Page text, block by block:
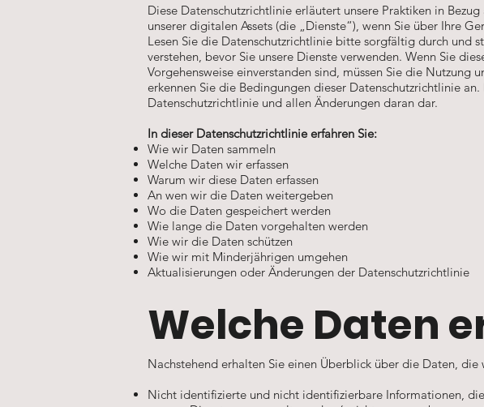
Diese Datenschutzrichtlinie erläutert unsere Praktiken in
unserer digitalen Assets (die „Dienste“), wenn Sie über Ihre
Lesen Sie die Datenschutzrichtlinie bitte sorgfältig durch und
verstehen, bevor Sie unsere Dienste verwenden. Wenn Sie
Vorgehensweise einverstanden sind, müssen Sie die Nutzung
erkennen Sie die Bedingungen dieser Datenschutzrichtlinie
Datenschutzrichtlinie und allen Änderungen daran dar.
In dieser Datenschutzrichtlinie erfahren Sie:
Wie wir Daten sammeln
Welche Daten wir erfassen
Warum wir diese Daten erfassen
An wen wir die Daten weitergeben
Wo die Daten gespeichert werden
Wie lange die Daten vorgehalten werden
Wie wir die Daten schützen
Wie wir mit Minderjährigen umgehen
Aktualisierungen oder Änderungen der Datenschutzrichtlinie
Welche Daten
Nachstehend erhalten Sie einen Überblick über die Daten, die
Nicht identifizierte und nicht identifizierbare Informationen,